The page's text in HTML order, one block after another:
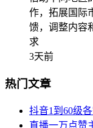
作，拓展国际
馈，调整内容
求
3天前
热门文章
抖音1到60级
直播一万点赞